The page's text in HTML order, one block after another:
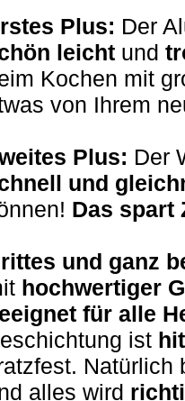
Plus: Der
leicht und
Kochen mit
von Ihrem
Plus: Der
und
Das spart
und ganz
hochwertiger
für alle
ist
Natürlich
alles wird